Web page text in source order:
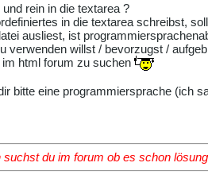
rein in die textarea ?
in die textarea schreibst,
ausliest, ist
verwenden willst / bevorzugst /
html forum zu suchen
bitte eine programmiersprache (ich
suchst du im forum ob es schon